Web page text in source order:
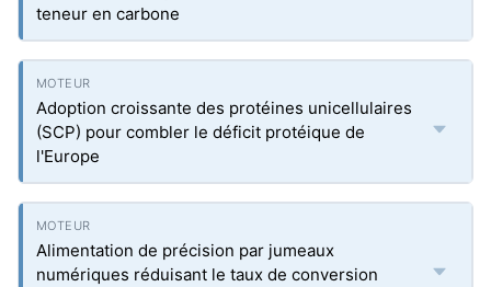
teneur en carbone
Adoption croissante des protéines unicellulaires
(SCP) pour combler le déficit protéique de
l'Europe
Alimentation de précision par jumeaux
numériques réduisant le taux de conversion